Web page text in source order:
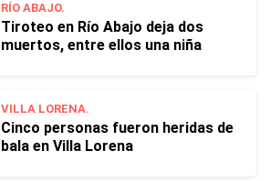
RÍO ABAJO.
Tiroteo en Río Abajo deja dos
muertos, entre ellos una niña
VILLA LORENA.
Cinco personas fueron heridas de
bala en Villa Lorena